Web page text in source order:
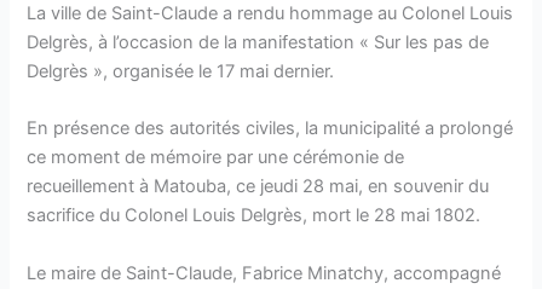
La ville de Saint-Claude a rendu hommage au Colonel Louis
Delgrès, à l’occasion de la manifestation « Sur les pas de
Delgrès », organisée le 17 mai dernier.
En présence des autorités civiles, la municipalité a prolongé
ce moment de mémoire par une cérémonie de
recueillement à Matouba, ce jeudi 28 mai, en souvenir du
sacrifice du Colonel Louis Delgrès, mort le 28 mai 1802.
Le maire de Saint-Claude, Fabrice Minatchy, accompagné